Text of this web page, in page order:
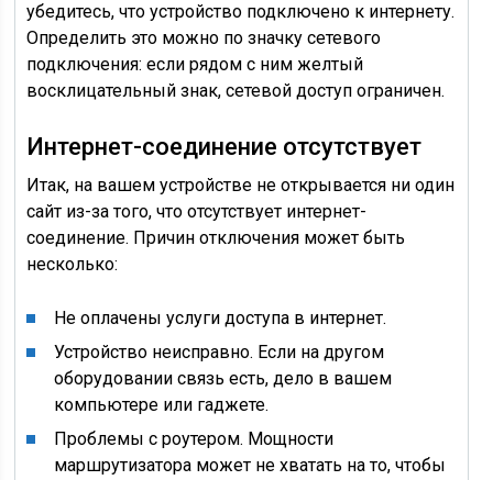
убедитесь, что устройство подключено к интернету.
Определить это можно по значку сетевого
подключения: если рядом с ним желтый
восклицательный знак, сетевой доступ ограничен.
Интернет-соединение отсутствует
Итак, на вашем устройстве не открывается ни один
сайт из-за того, что отсутствует интернет-
соединение. Причин отключения может быть
несколько:
Не оплачены услуги доступа в интернет.
Устройство неисправно. Если на другом
оборудовании связь есть, дело в вашем
компьютере или гаджете.
Проблемы с роутером. Мощности
маршрутизатора может не хватать на то, чтобы